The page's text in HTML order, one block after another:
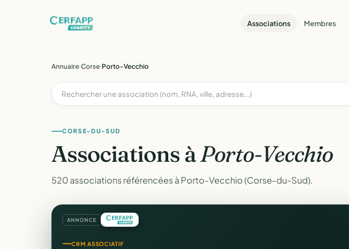
Associations Membres
Annuaire›Corse›Porto-Vecchio
CORSE-DU-SUD
Associations àPorto-Vecchio
520 associations référencées à Porto-Vecchio (Corse-du-Sud).
ANNONCE
REÇUS FISCAUX